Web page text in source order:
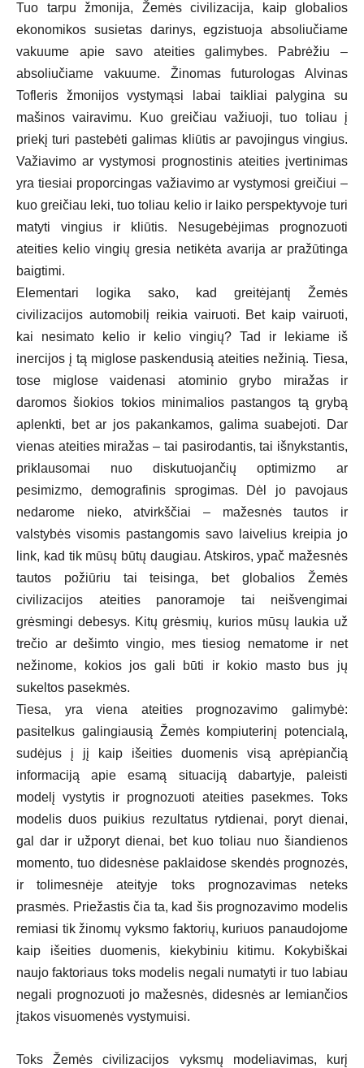
Tuo tarpu žmonija, Žemės civilizacija, kaip globalios
ekonomikos susietas darinys, egzistuoja absoliučiame
vakuume apie savo ateities galimybes. Pabrėžiu –
absoliučiame vakuume. Žinomas futurologas Alvinas
Tofleris žmonijos vystymąsi labai taikliai palygina su
mašinos vairavimu. Kuo greičiau važiuoji, tuo toliau į
priekį turi pastebėti galimas kliūtis ar pavojingus vingius.
Važiavimo ar vystymosi prognostinis ateities įvertinimas
yra tiesiai proporcingas važiavimo ar vystymosi greičiui –
kuo greičiau leki, tuo toliau kelio ir laiko perspektyvoje turi
matyti vingius ir kliūtis. Nesugebėjimas prognozuoti
ateities kelio vingių gresia netikėta avarija ar pražūtinga
baigtimi.
Elementari logika sako, kad greitėjantį Žemės
civilizacijos automobilį reikia vairuoti. Bet kaip vairuoti,
kai nesimato kelio ir kelio vingių? Tad ir lekiame iš
inercijos į tą miglose paskendusią ateities nežinią. Tiesa,
tose miglose vaidenasi atominio grybo miražas ir
daromos šiokios tokios minimalios pastangos tą grybą
aplenkti, bet ar jos pakankamos, galima suabejoti. Dar
vienas ateities miražas – tai pasirodantis, tai išnykstantis,
priklausomai nuo diskutuojančių optimizmo ar
pesimizmo, demografinis sprogimas. Dėl jo pavojaus
nedarome nieko, atvirkščiai – mažesnės tautos ir
valstybės visomis pastangomis savo laivelius kreipia jo
link, kad tik mūsų būtų daugiau. Atskiros, ypač mažesnės
tautos požiūriu tai teisinga, bet globalios Žemės
civilizacijos ateities panoramoje tai neišvengimai
grėsmingi debesys. Kitų grėsmių, kurios mūsų laukia už
trečio ar dešimto vingio, mes tiesiog nematome ir net
nežinome, kokios jos gali būti ir kokio masto bus jų
sukeltos pasekmės.
Tiesa, yra viena ateities prognozavimo galimybė:
pasitelkus galingiausią Žemės kompiuterinį potencialą,
sudėjus į jį kaip išeities duomenis visą aprėpiančią
informaciją apie esamą situaciją dabartyje, paleisti
modelį vystytis ir prognozuoti ateities pasekmes. Toks
modelis duos puikius rezultatus rytdienai, poryt dienai,
gal dar ir užporyt dienai, bet kuo toliau nuo šiandienos
momento, tuo didesnėse paklaidose skendės prognozės,
ir tolimesnėje ateityje toks prognozavimas neteks
prasmės. Priežastis čia ta, kad šis prognozavimo modelis
remiasi tik žinomų vyksmo faktorių, kuriuos panaudojome
kaip išeities duomenis, kiekybiniu kitimu. Kokybiškai
naujo faktoriaus toks modelis negali numatyti ir tuo labiau
negali prognozuoti jo mažesnės, didesnės ar lemiančios
įtakos visuomenės vystymuisi.
Toks Žemės civilizacijos vyksmų modeliavimas, kurį